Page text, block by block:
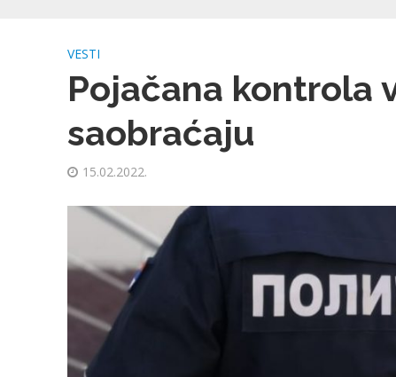
VESTI
Pojačana kontrola
saobraćaju
15.02.2022.